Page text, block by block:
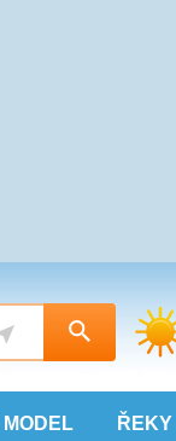
MODEL ŘEKY